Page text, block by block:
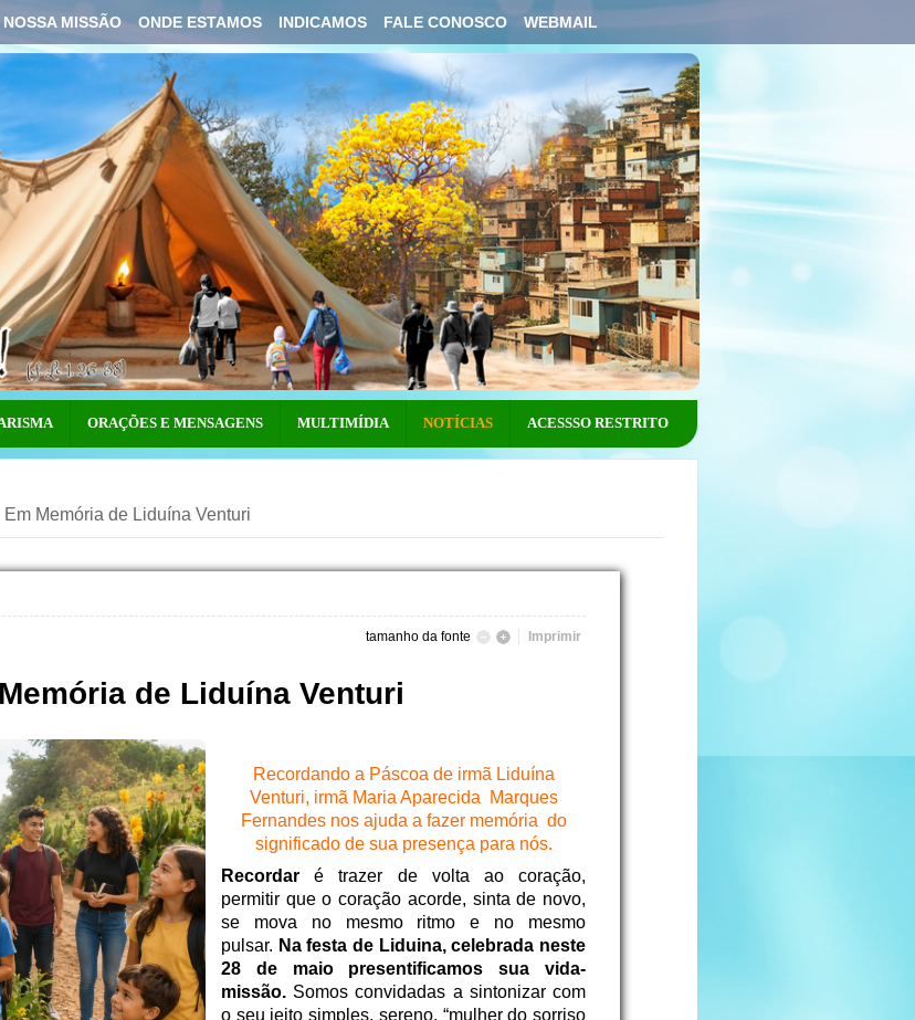
NOSSA MISSÃO ONDE ESTAMOS INDICAMOS FALE CONOSCO WEBMAIL
ORAÇÕES E MENSAGENS MULTIMÍDIA NOTÍCIAS ACESSSO RESTRITO
Em Memória de Liduína Venturi
tamanho da fonte Imprimir
de Liduína Venturi
Recordando a Páscoa de irmã Liduína
Venturi, irmã Maria Aparecida Marques
Fernandes nos ajuda a fazer memória do
significado de sua presença para nós.
Recordaré trazer de volta ao coração,
permitir que o coração acorde, sinta de novo,
se mova no mesmo ritmo e no mesmo
pulsar. Na festa de Liduina, celebrada neste
28 de maio presentificamos sua vida-
missão. Somos convidadas a sintonizar com
o seu jeito simples, sereno, “mulher do sorriso